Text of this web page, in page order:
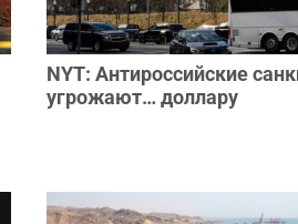
NYT: Антироссийские
угрожают… доллару